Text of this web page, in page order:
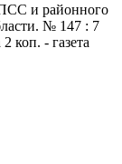
и районного
№ 147 : 7
коп. - газета